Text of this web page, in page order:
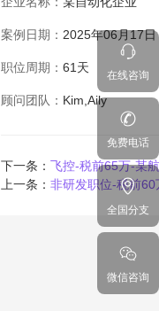
案例日期： 2025年06月17日
职位周期： 61天
顾问团队： Kim,Aily
下一条： 飞控-税前65万-某
上一条： 非研发职位-税前
在线咨询
免费电话
全国分支
微信咨询